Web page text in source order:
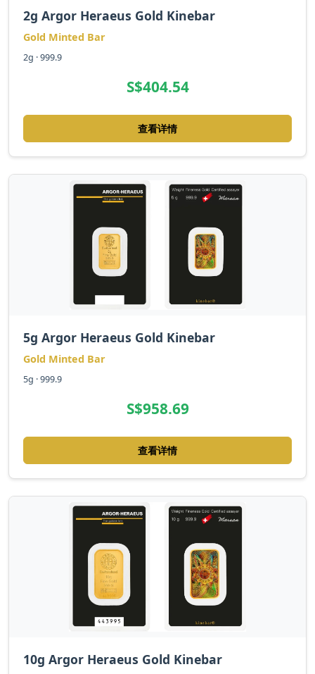
2g Argor Heraeus Gold Kinebar
Gold Minted Bar
2g · 999.9
S$404.54
查看详情
5g Argor Heraeus Gold Kinebar
Gold Minted Bar
5g · 999.9
S$958.69
查看详情
10g Argor Heraeus Gold Kinebar